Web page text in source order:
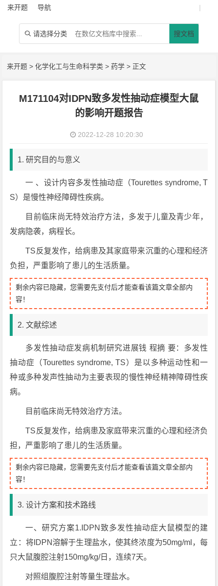
来开题 导航 |
 请选择分类 搜文档
来开题 >化学化工与生命科学类 > 药学 > 正文
M171104对IDPN致多发性抽动症模型大鼠
的影响开题报告
2022-12-28 10:20:30
1. 研究目的与意义
一 、设计内容多发性抽动症（Tourettes syndrome, T
S）是慢性神经障碍性疾病。
目前临床尚无特效治疗方法，多发于儿童及青少年，
发病隐袭，病程长。
TS反复发作，给病患及其家庭带来沉重的心理和经济
负担，严重影响了患儿的生活质量。
剩余内容已隐藏，您需要先支付后才能查看该篇文章全部内
容！
2. 文献综述
多发性抽动症发病机制研究进展钱 程摘 要：多发性
抽动症（Tourettes syndrome, TS）是以多种运动性和一
种或多种发声性抽动为主要表现的慢性神经精神障碍性疾
病。
目前临床尚无特效治疗方法。
TS反复发作，给病患及家庭带来沉重的心理和经济负
担，严重影响了患儿的生活质量。
剩余内容已隐藏，您需要先支付后才能查看该篇文章全部内
容！
3. 设计方案和技术路线
一、研究方案1.IDPN致多发性抽动症大鼠模型的建
立：将IDPN溶解于生理盐水，使其终浓度为50mg/ml，每
只大鼠腹腔注射150mg/kg/日，连续7天。
对照组腹腔注射等量生理盐水。